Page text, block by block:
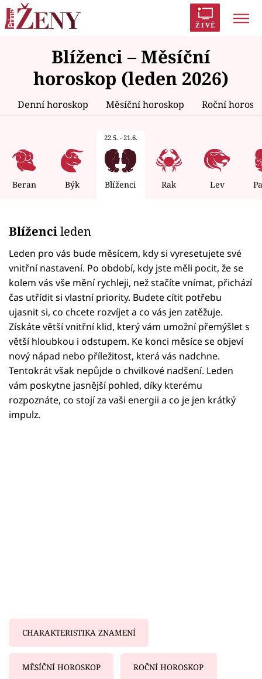
ŽIVĚ
Polabí Inspekce Prostřeno!
AYTO?
Módní alarm
Zrádci Proměny
Témata
Celebrity
Seriály
Horoskopy
Sledujte prima+
Filmový festival Karlovy Vary
Pořady
Mámy sobě
Přihlášení
Blíženci – Měsíční
horoskop (leden 2026)
Denní horoskop Měsíční horoskop Roční
Beran Býk
22.5. - 21.6.
Blíženci Rak Lev
Blížencileden
Leden pro vás bude měsícem, kdy si vyresetujete své
vnitřní nastavení. Po období, kdy jste měli pocit, že se
kolem vás vše mění rychleji, než stačíte vnímat, přichází
čas utřídit si vlastní priority. Budete cítit potřebu
ujasnit si, co chcete rozvíjet a co vás jen zatěžuje.
Získáte větší vnitřní klid, který vám umožní přemýšlet s
větší hloubkou i odstupem. Ke konci měsíce se objeví
nový nápad nebo příležitost, která vás nadchne.
Tentokrát však nepůjde o chvilkové nadšení. Leden
vám poskytne jasnější pohled, díky kterému
rozpoznáte, co stojí za vaši energii a co je jen krátký
impulz.
CHARAKTERISTIKA ZNAMENÍ
MĚSÍČNÍ HOROSKOP ROČNÍ HOROSKOP